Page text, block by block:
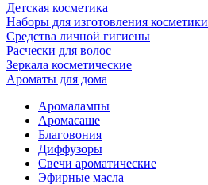
Детская косметика
Наборы для изготовления косметики
Средства личной гигиены
Расчески для волос
Зеркала косметические
Ароматы для дома
Аромалампы
Аромасаше
Благовония
Диффузоры
Свечи ароматические
Эфирные масла